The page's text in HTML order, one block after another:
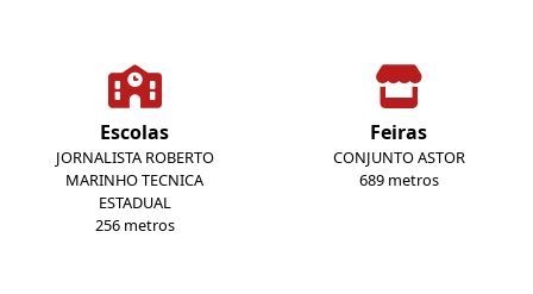
Escolas
JORNALISTA ROBERTO
MARINHO TECNICA
ESTADUAL
256 metros
Feiras
CONJUNTO ASTOR
689 metros